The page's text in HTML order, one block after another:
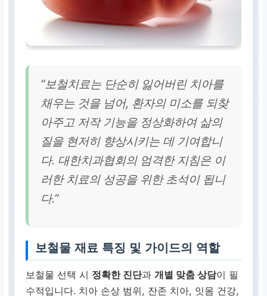
“보철치료는 단순히 잃어버린 치아를
채우는 것을 넘어, 환자의 미소를 되찾
아주고 저작 기능을 정상화하여 삶의
질을 현저히 향상시키는 데 기여합니
다. 대한치과협회의 엄격한 지침은 이
러한 치료의 성공을 위한 초석이 됩니
다.”
보철물 재료 특징 및 가이드의 역할
보철물 선택 시 정확한 진단과개별 맞춤 상담이 필
수적입니다. 치아 손상 범위, 잔존 치아, 잇몸 건강,